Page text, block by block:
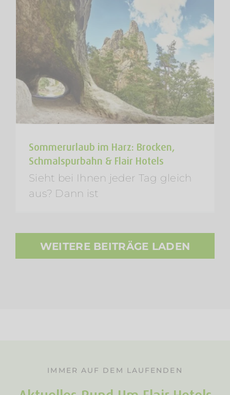
Sommerurlaub im Harz: Brocken,
Schmalspurbahn & Flair Hotels
Sieht bei Ihnen jeder Tag gleich
aus? Dann ist
WEITERE BEITRÄGE LADEN
IMMER AUF DEM LAUFENDEN